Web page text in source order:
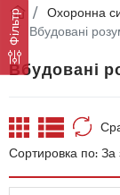
Фільтр Охоронна
Вбудовані
Вбудовані
Сортировка по: